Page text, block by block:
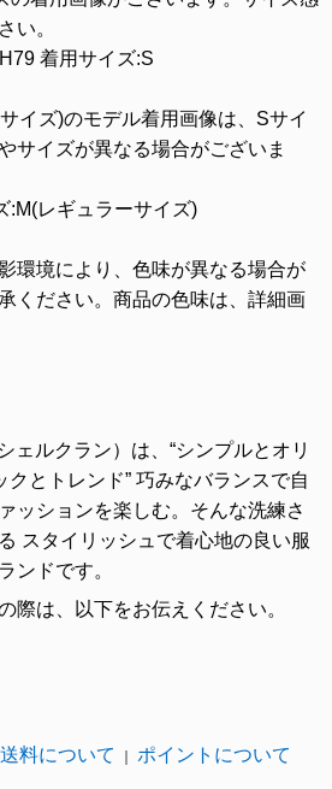
い。
着用サイズ:S
イズ)のモデル着用画像は、Sサイ
サイズが異なる場合がございま
:M(レギュラーサイズ)
環境により、色味が異なる場合が
ください。商品の色味は、詳細画
ェルクラン）は、“シンプルとオリ
とトレンド” 巧みなバランスで自
ッションを楽しむ。そんな洗練さ
スタイリッシュで着心地の良い服
ンドです。
際は、以下をお伝えください。
送料について ｜ ポイントについて